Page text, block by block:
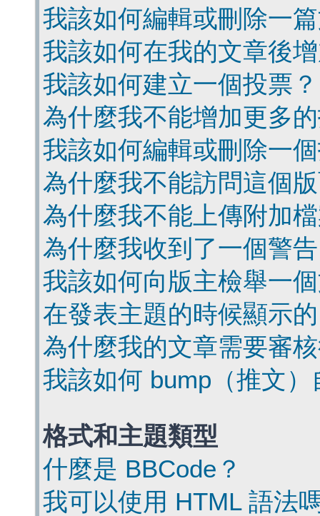
我該如何編輯或刪除一
我該如何在我的文章後
我該如何建立一個投票？
為什麼我不能增加更多
我該如何編輯或刪除一
為什麼我不能訪問這個
為什麼我不能上傳附加
為什麼我收到了一個警
我該如何向版主檢舉一
在發表主題的時候顯示
為什麼我的文章需要審
我該如何 bump（推文
格式和主題類型
什麼是 BBCode？
我可以使用 HTML 語法